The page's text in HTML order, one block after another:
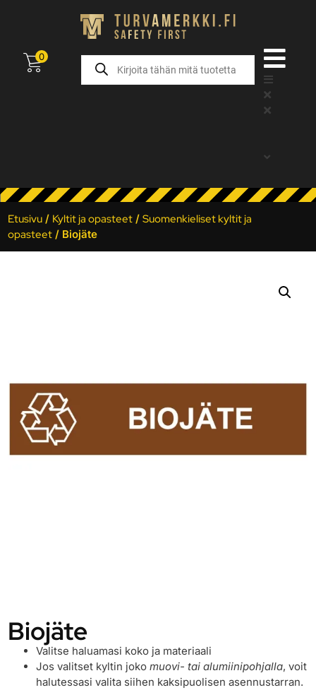
0
Etusivu / Kyltit ja opasteet /Suomenkieliset kyltit ja
opasteet / Biojäte
Biojäte
Valitse haluamasi koko ja materiaali
Jos valitset kyltin jokomuovi- tai alumiinipohjalla, voit
halutessasi valita siihen kaksipuolisen asennustarran.